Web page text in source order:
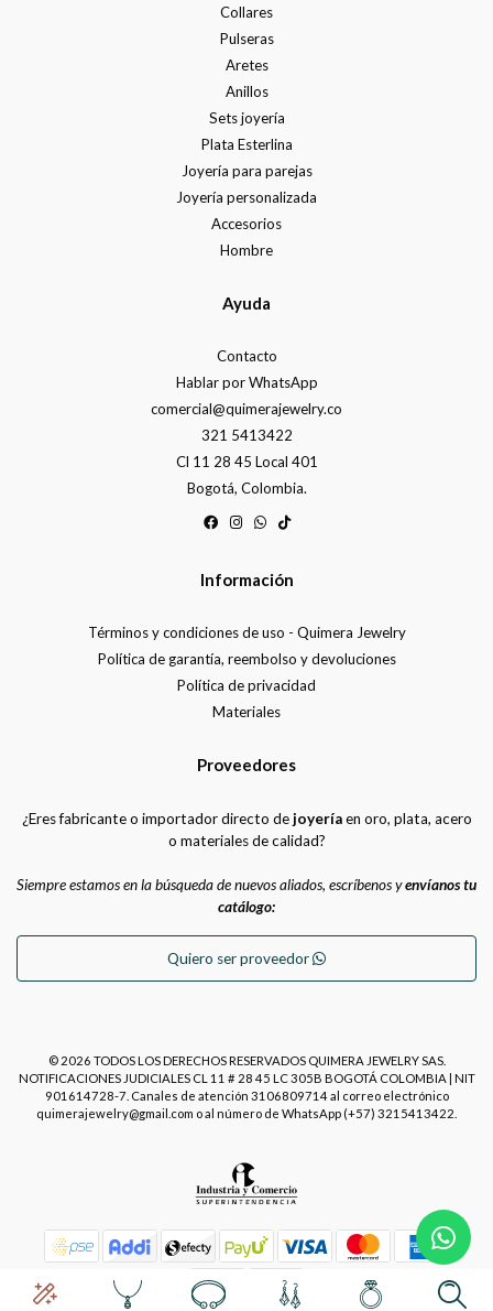
Collares
Pulseras
Aretes
Anillos
Sets joyería
Plata Esterlina
Joyería para parejas
Joyería personalizada
Accesorios
Hombre
Ayuda
Contacto
Hablar por WhatsApp
comercial@quimerajewelry.co
321 5413422
Cl 11 28 45 Local 401
Bogotá, Colombia.
Información
Términos y condiciones de uso - Quimera Jewelry
Política de garantía, reembolso y devoluciones
Política de privacidad
Materiales
Proveedores
¿Eres fabricante o importador directo dejoyeríaen oro, plata, acero
o materiales de calidad?
Siempre estamos en la búsqueda de nuevos aliados, escríbenos yenvíanos tu
catálogo:
Quiero ser proveedor
© 2026 TODOS LOS DERECHOS RESERVADOS QUIMERA JEWELRY SAS.
NOTIFICACIONES JUDICIALES CL 11 # 28 45 LC 305B BOGOTÁ COLOMBIA | NIT
901614728-7. Canales de atención 3106809714 al correo electrónico
quimerajewelry@gmail.com o al número de WhatsApp (+57) 3215413422.